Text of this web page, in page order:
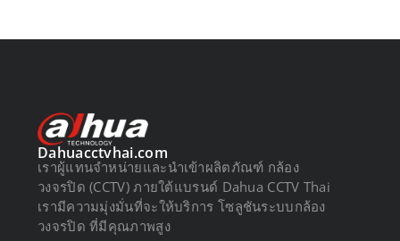
Dahuacctvhai.com
เราผู้แทนจำหน่ายและนำเข้าผลิตภัณฑ์ กล้อง
วงจรปิด (CCTV) ภายใต้แบรนด์ Dahua CCTV Thai
เรามีความมุ่งมั่นที่จะให้บริการ โซลูชันระบบกล้อง
วงจรปิด ที่มีคุณภาพสูง